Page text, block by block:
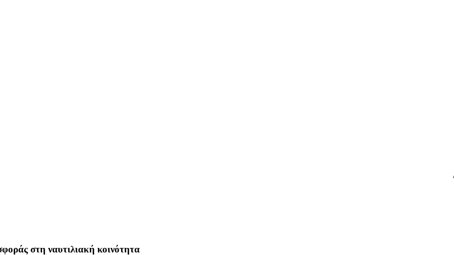
στη ναυτιλιακή κοινότητα